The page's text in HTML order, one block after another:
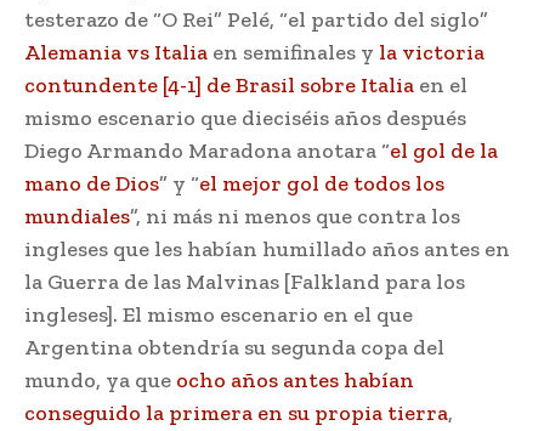
testerazo de “O Rei” Pelé, “el partido del siglo”
Alemania vs Italia en semifinales y la victoria
contundente [4-1] de Brasil sobre Italia en el
mismo escenario que dieciséis años después
Diego Armando Maradona anotara “el gol de la
mano de Dios” y “el mejor gol de todos los
mundiales”, ni más ni menos que contra los
ingleses que les habían humillado años antes en
la Guerra de las Malvinas [Falkland para los
ingleses]. El mismo escenario en el que
Argentina obtendría su segunda copa del
mundo, ya que ocho años antes habían
conseguido la primera en su propia tierra,